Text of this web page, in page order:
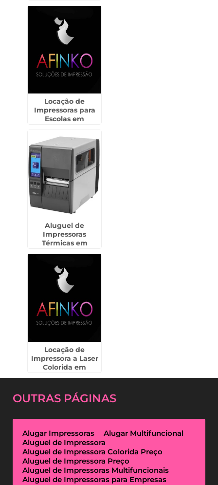
Locação de
Impressoras para
Escolas em
Aluguel de
Impressoras
Térmicas em
Locação de
Impressora a Laser
Colorida em
Itirapina
OUTRAS PÁGINAS
Alugar Impressoras
Alugar Multifuncional
Aluguel de Impressora
Aluguel de Impressora Colorida Preço
Aluguel de Impressora Preço
Aluguel de Impressoras Multifuncionais
Aluguel de Impressoras para Empresas